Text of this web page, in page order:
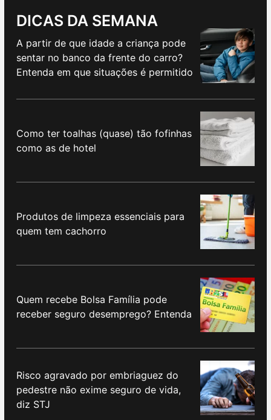
DICAS DA SEMANA
A partir de que idade a criança pode
sentar no banco da frente do carro?
Entenda em que situações é permitido
Como ter toalhas (quase) tão fofinhas
como as de hotel
Produtos de limpeza essenciais para
quem tem cachorro
Quem recebe Bolsa Família pode
receber seguro desemprego? Entenda
Risco agravado por embriaguez do
pedestre não exime seguro de vida,
diz STJ